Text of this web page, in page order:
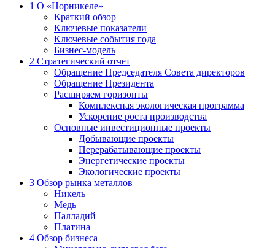
1 О «Норникеле»
Краткий обзор
Ключевые показатели
Ключевые события года
Бизнес-модель
2 Стратегический отчет
Обращение Председателя Совета директоров
Обращение Президента
Расширяем горизонты
Комплексная экологическая программа
Ускорение роста производства
Основные инвестиционные проекты
Добывающие проекты
Перерабатывающие проекты
Энергетические проекты
Экологические проекты
3 Обзор рынка металлов
Никель
Медь
Палладий
Платина
4 Обзор бизнеса